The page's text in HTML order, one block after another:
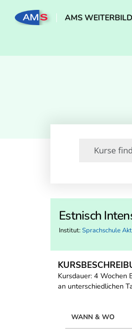
AMS
Estnisch
Institut: Sprachschule
Kursdauer: 4 Wochen
an unterschiedlichen
WANN & WO